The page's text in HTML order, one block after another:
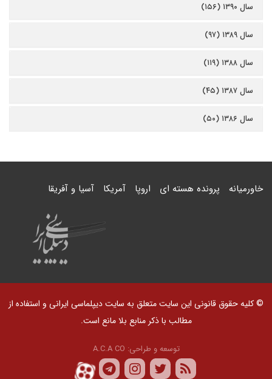
سال ۱۳۹۰ (۱۵۶)
سال ۱۳۸۹ (۹۷)
سال ۱۳۸۸ (۱۱۹)
سال ۱۳۸۷ (۴۵)
سال ۱۳۸۶ (۵۰)
خاورمیانه پرونده هسته ای اروپا آمریکا آسیا و آفریقا
© کلیه حقوق قانونی این سایت متعلق به سایت دیپلماسی ایرانی و استفاده از
مطالب با ذکر منابع بلا مانع است.
توسعه و طراحی: A.C.A CO